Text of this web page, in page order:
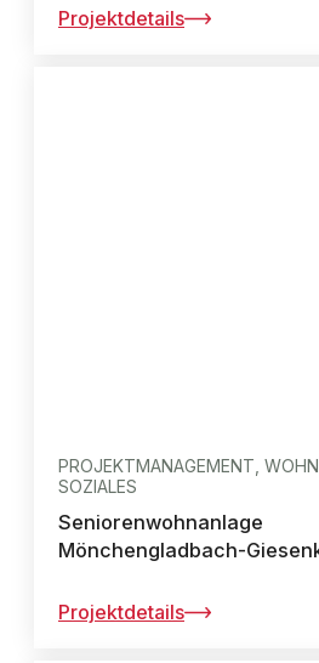
Projektdetails
PROJEKTMANAGEMENT,
SOZIALES
Seniorenwohnanlage
Mönchengladbach-
Projektdetails